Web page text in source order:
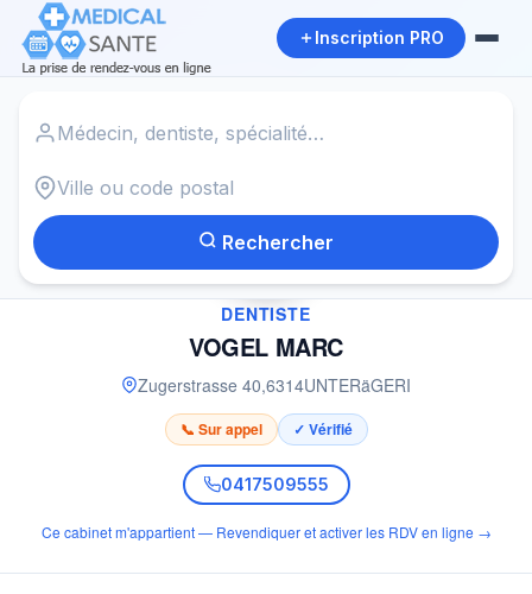
Inscription PRO
Rechercher
✓
DENTISTE
VOGEL MARC
Zugerstrasse 40,6314UNTERäGERI
📞 Sur appel ✓ Vérifié
0417509555
Ce cabinet m'appartient — Revendiquer et activer les RDV en ligne →